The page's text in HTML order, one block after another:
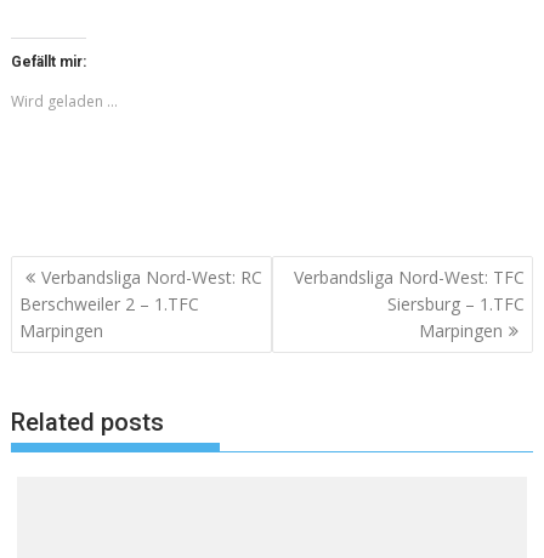
Gefällt mir:
Wird geladen …
Beitragsnavigation
Verbandsliga Nord-West: RC
Berschweiler 2 – 1.TFC
Marpingen
Verbandsliga Nord-West: TFC
Siersburg – 1.TFC
Marpingen
Related posts